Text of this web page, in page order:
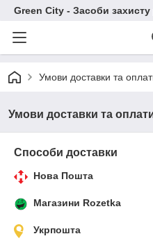
Green City - Засоби
Умови доставки та
Умови доставки та
Способи доставки
Нова Пошта
Магазини Rozetka
Укрпошта